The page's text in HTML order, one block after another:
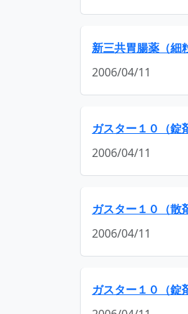
新三共胃腸薬（細
2006/04/11
ガスター１０（錠
2006/04/11
ガスター１０（散
2006/04/11
ガスター１０（錠